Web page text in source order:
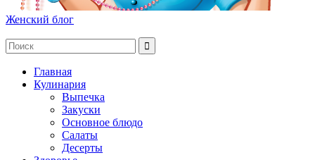
Женский блог
Главная
Кулинария
Выпечка
Закуски
Основное блюдо
Салаты
Десерты